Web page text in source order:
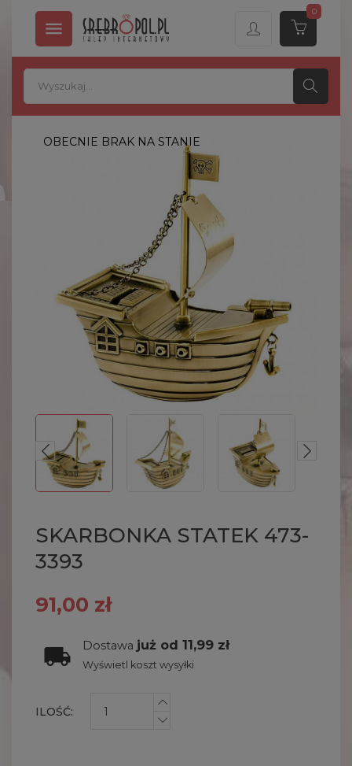

0
OBECNIE BRAK NA STANIE
SKARBONKA STATEK 473-
3393
91,00 zł
Dostawa już od 11,99 zł
Wyświetl koszt wysyłki
ILOŚĆ: